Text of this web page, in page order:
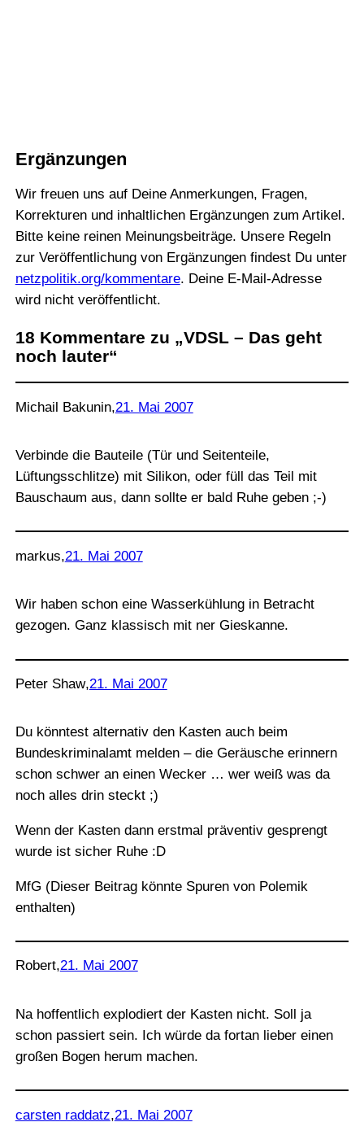
Ergänzungen
Wir freuen uns auf Deine Anmerkungen, Fragen,
Korrekturen und inhaltlichen Ergänzungen zum Artikel.
Bitte keine reinen Meinungsbeiträge. Unsere Regeln
zur Veröffentlichung von Ergänzungen findest Du unter
netzpolitik.org/kommentare. Deine E-Mail-Adresse
wird nicht veröffentlicht.
18 Kommentare zu „VDSL – Das geht
noch lauter“
Michail Bakunin,21. Mai 2007
Verbinde die Bauteile (Tür und Seitenteile,
Lüftungsschlitze) mit Silikon, oder füll das Teil mit
Bauschaum aus, dann sollte er bald Ruhe geben ;-)
markus,21. Mai 2007
Wir haben schon eine Wasserkühlung in Betracht
gezogen. Ganz klassisch mit ner Gieskanne.
Peter Shaw,21. Mai 2007
Du könntest alternativ den Kasten auch beim
Bundeskriminalamt melden – die Geräusche erinnern
schon schwer an einen Wecker … wer weiß was da
noch alles drin steckt ;)
Wenn der Kasten dann erstmal präventiv gesprengt
wurde ist sicher Ruhe :D
MfG (Dieser Beitrag könnte Spuren von Polemik
enthalten)
Robert,21. Mai 2007
Na hoffentlich explodiert der Kasten nicht. Soll ja
schon passiert sein. Ich würde da fortan lieber einen
großen Bogen herum machen.
carsten raddatz,21. Mai 2007